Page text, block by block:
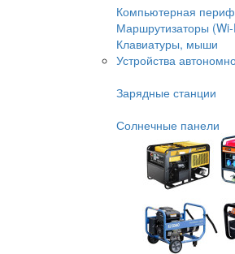
Компьютерная
Маршрутизаторы
Клавиатуры, мыши
Устройства
Зарядные станции
Солнечные панели